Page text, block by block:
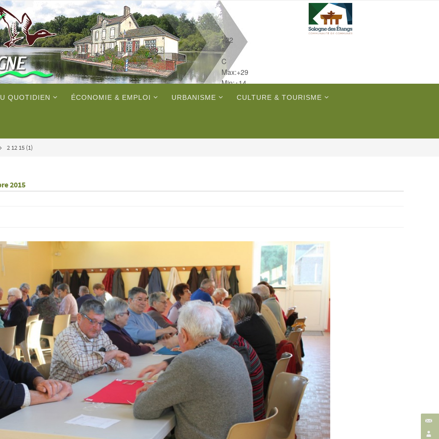
+22
°
C
Max:+29
Min:+14
QUOTIDIEN ÉCONOMIE & EMPLOI URBANISME CULTURE & TOURISME
2 12 15 (1)
2015